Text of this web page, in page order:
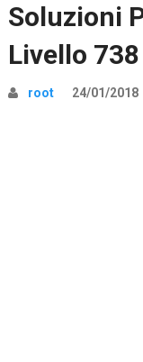
Soluzioni
Livello 738
root 24/01/2018